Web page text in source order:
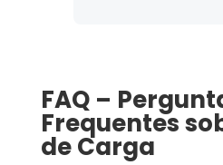
FAQ –
Frequentes
de Carga